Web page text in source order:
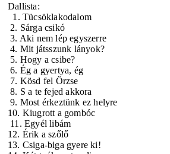
Dallista:
1. Tücsöklakodalom
2. Sárga csikó
3. Aki nem lép egyszerre
4. Mit játsszunk lányok?
5. Hogy a csibe?
6. Ég a gyertya, ég
7. Kösd fel Örzse
8. S a te fejed akkora
9. Most érkeztünk ez helyre
10. Kiugrott a gombóc
11. Egyél libám
12. Érik a szőlő
13. Csiga-biga gyere ki!